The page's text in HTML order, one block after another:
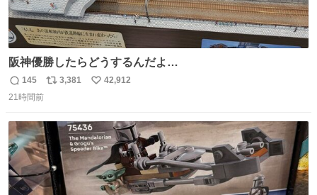
阪神優勝したらどうするんだよ…
返
信
145
リ
ト
数
3,381
い
数
42,912
21時間前